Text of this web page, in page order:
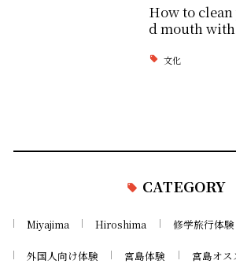
How to
d mouth
文化
CATEGORY
Miyajima Hiroshima 修学旅行体験
外国人向け体験 宮島体験 宮島オス